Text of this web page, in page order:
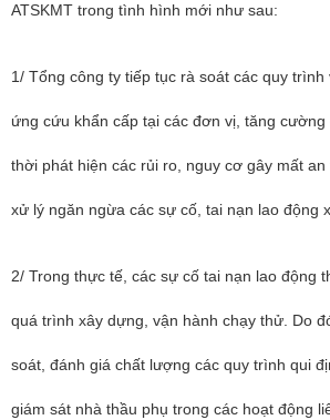
ATSKMT trong tình hình mới như sau:
1/ Tổng công ty tiếp tục rà soát các quy
ứng cứu khẩn cấp tại các đơn vị, tăng
thời phát hiện các rủi ro, nguy cơ gây mất
xử lý ngăn ngừa các sự cố, tai nạn lao động
2/ Trong thực tế, các sự cố tai nạn lao động
quá trình xây dựng, vận hành chạy thử. Do
soát, đánh giá chất lượng các quy trình qui
giám sát nhà thầu phụ trong các hoạt động